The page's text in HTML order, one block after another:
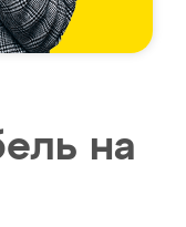
на